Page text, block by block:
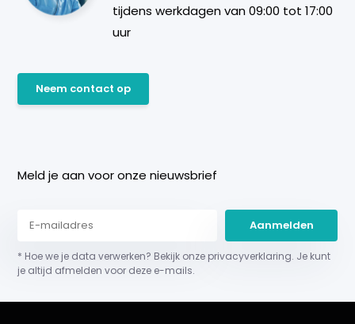
tijdens werkdagen van 09:00 tot 17:00
uur
Neem contact op
Meld je aan voor onze nieuwsbrief
Aanmelden
* Hoe we je data verwerken? Bekijk onze privacyverklaring. Je kunt
je altijd afmelden voor deze e-mails.